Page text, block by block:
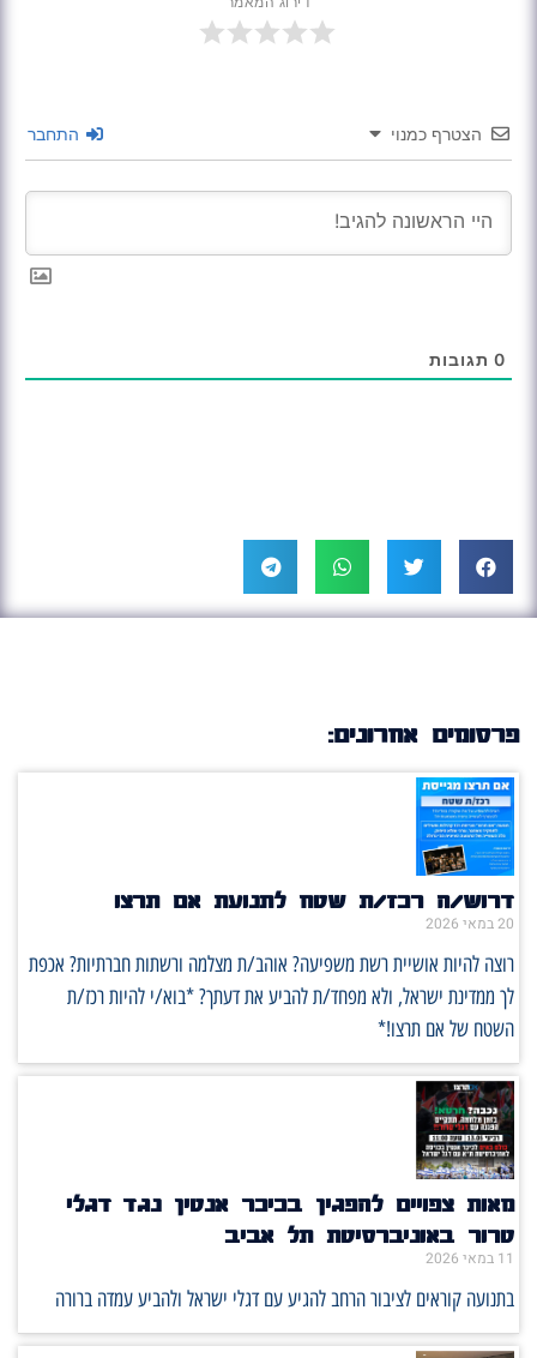
הצטרף כמנוי התחבר
0 תגובות
פרסומים אחרונים:
דרוש/ה רכז/ת שטח לתנועת אם תרצו
20 במאי 2026
רוצה להיות אושיית רשת משפיעה? אוהב/ת מצלמה ורשתות חברתיות? אכפת
לך ממדינת ישראל, ולא מפחד/ת להביע את דעתך? *בוא/י להיות רכז/ת
השטח של אם תרצו!*
מאות צפויים להפגין בכיכר אנטין נגד דגלי
טרור באוניברסיטת תל אביב
11 במאי 2026
בתנועה קוראים לציבור הרחב להגיע עם דגלי ישראל ולהביע עמדה ברורה